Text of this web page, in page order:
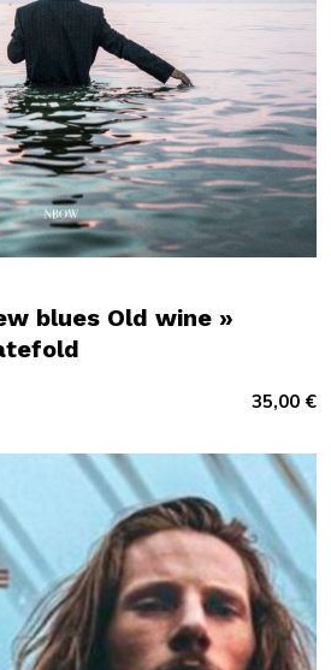
blues Old wine »
35,00 €